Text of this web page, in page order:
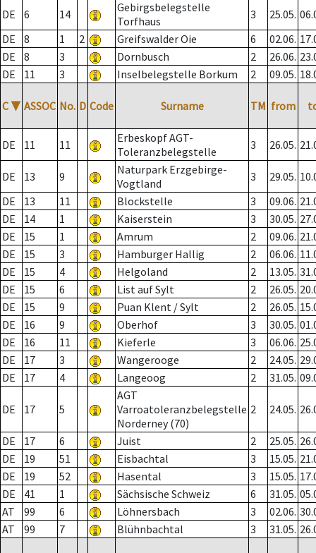
DE
6 14
Gebirgsbelegstelle
Torfhaus
3 25.05.
DE
8 1 2 Greifswalder Oie 6 02.06.
DE
8 3 Dornbusch 2 26.06.
DE
11 3 Inselbelegstelle Borkum 2 09.05.
C ▼ ASSOC No. D Code Surname TM from
DE 11 11
Erbeskopf AGT-
Toleranzbelegstelle
3 26.05.
DE 13 9
Naturpark Erzgebirge-
Vogtland
3 29.05.
DE
13 11 Blockstelle 3 09.06.
DE
14 1 Kaiserstein 3 30.05.
DE
15 1 Amrum 2 09.06.
DE
15 3 Hamburger Hallig 2 06.06.
DE
15 4 Helgoland 2 13.05.
DE
15 6 List auf Sylt 2 26.05.
DE
15 9 Puan Klent / Sylt 2 26.05.
DE
16 9 Oberhof 3 30.05.
DE
16 11 Kieferle 3 06.06.
DE
17 3 Wangerooge 2 24.05.
DE
17 4 Langeoog 2 31.05.
DE 17 5
AGT
Varroatoleranzbelegstelle
Norderney (70)
2 24.05.
DE 17 6 Juist 2 25.05.
DE
19 51 Eisbachtal 3 15.05.
DE
19 52 Hasental 3 15.05.
DE
41 1 Sächsische Schweiz 6 31.05.
AT
99 6 Löhnersbach 3 02.06.
AT
99 7 Blühnbachtal 3 31.05.